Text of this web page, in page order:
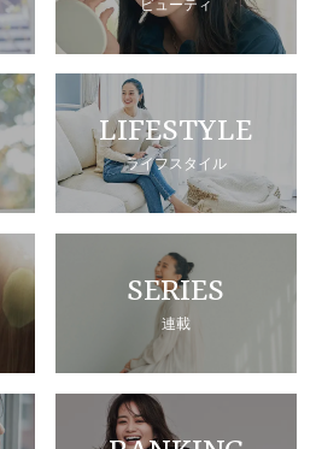
ビューティ
LIFESTYLE
ライフスタイル
SERIES
連載